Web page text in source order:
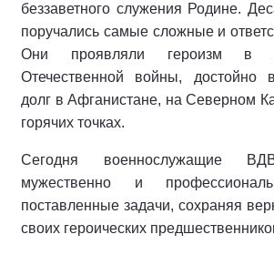
беззаветного служения Родине.
поручались самые сложные и
Они проявляли героизм в
Отечественной войны, достойно
долг в Афганистане, на Северном
горячих точках.
Сегодня военнослужащие
мужественно и
поставленные задачи, сохраняя
своих героических